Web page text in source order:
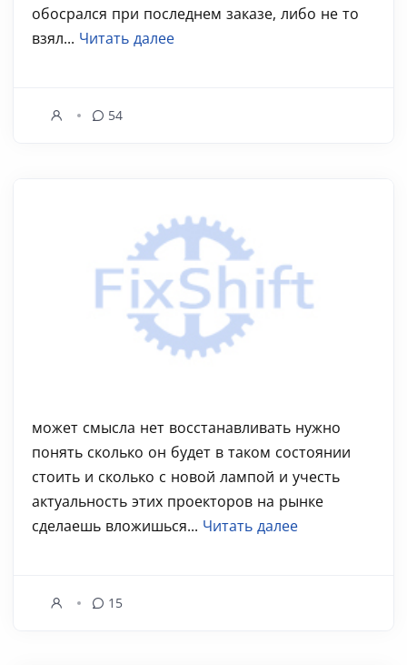
обосрался при последнем заказе, либо не то
взял... Читать далее
54
может смысла нет восстанавливать нужно
понять сколько он будет в таком состоянии
стоить и сколько с новой лампой и учесть
актуальность этих проекторов на рынке
сделаешь вложишься... Читать далее
15